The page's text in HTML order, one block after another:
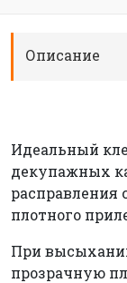
Описание
Идеальный
декупажных
расправления
плотного
При
прозрачную